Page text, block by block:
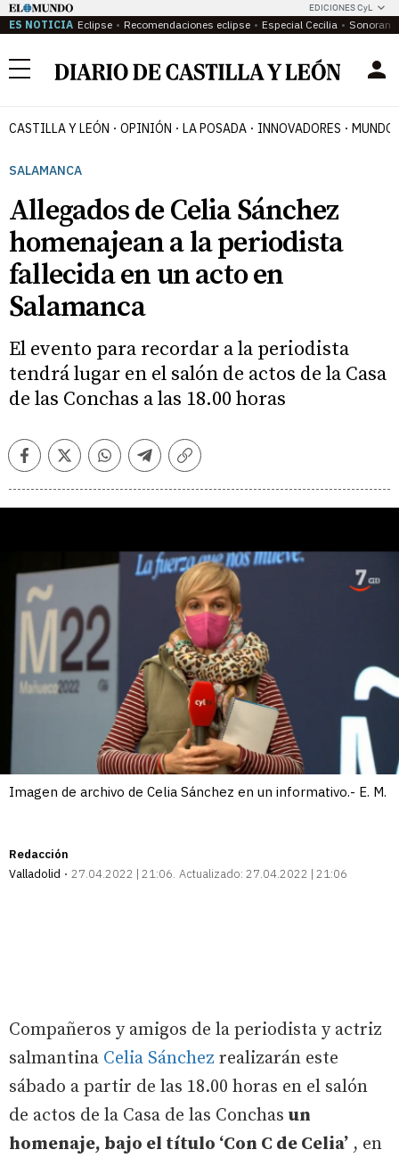
EDICIONES CyL
ES NOTICIA Eclipse Recomendaciones eclipse Especial Cecilia
Menú
CASTILLA Y LEÓN OPINIÓN LA POSADA INNOVADORES MUNDO
SALAMANCA
Allegados de Celia Sánchez
homenajean a la periodista
fallecida en un acto en
Salamanca
El evento para recordar a la periodista
tendrá lugar en el salón de actos de la Casa
de las Conchas a las 18.00 horas
FacebookTwitterWhatsappTelegramCopiar
Imagen de archivo de Celia Sánchez en un informativo.- E. M.
Redacción
Valladolid
27.04.2022 | 21:06 Actualizado: 27.04.2022 | 21:06
Compañeros y amigos de la periodista y actriz
salmantina Celia Sánchez realizarán este
sábado a partir de las 18.00 horas en el salón
de actos de la Casa de las Conchas un
homenaje, bajo el título ‘Con C de Celia’ , en